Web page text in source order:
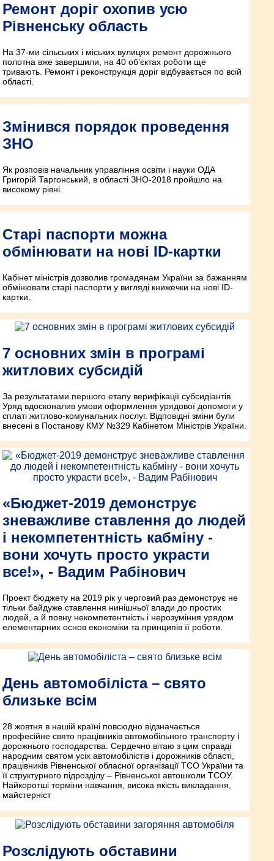
Ремонт доріг охопив усю
Рівненську область
На 37-ми сільських і міських вулицях ремонт дорожнього
полотна вже завершили, на 40 об’єктах роботи ще
тривають. Ремонт і реконструкція доріг відбувається по всій
області.
Змінився порядок проведення
ЗНО
Як розповів начальник управління освіти і науки ОДА
Григорій Таргонський, в області ЗНО-2018 пройшло на
високому рівні.
Cтарі паспорти можна
обмінювати на нові ID-картки
Кабінет міністрів дозволив громадянам України за бажанням
обмінювати старі паспорти у вигляді книжечки на нові ID-
картки.
7 основних змін в програмі
житлових субсидій
За результатами першого етапу верифікації субсидіантів
Уряд вдосконалив умови оформлення урядової допомоги у
сплаті житлово-комунальних послуг. Відповідні зміни були
внесені в Постанову КМУ №329 Кабінетом Міністрів України.
«Бюджет-2019 демонструє
зневажливе ставлення до людей
і некомпетентність кабміну -
вони хочуть просто украсти
все!», - Вадим Рабінович
Проект бюджету на 2019 рік у черговий раз демонструє не
тільки байдуже ставлення нинішньої влади до простих
людей, а й повну некомпетентність і нерозуміння урядом
елементарних основ економіки та принципів її роботи.
День автомобіліста – свято
близьке всім
28 жовтня в нашій країні повсюдно відзначається
професійне свято працівників автомобільного транспорту і
дорожнього господарства. Сердечно вітаю з цим справді
народним святом усіх автомобілістів і дорожників області,
працівників Рівненської обласної організації ТСО України та
її структурного підрозділу – Рівненської автошколи ТСОУ.
Найкоротші терміни навчання, висока якість викладання,
майстерніст
Розслідують обставини